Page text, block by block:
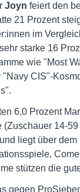
Joyn feiert den
21 Prozent
im
starke 16
wie "Most
"Navy CIS"-
6,0 Prozent
(Zuschauer 14-
liegt über
stützen die
gegen